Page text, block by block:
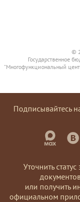
©
Государственное
"Многофункциональный
Подписывайтесь
Уточнить
или получить
официальном